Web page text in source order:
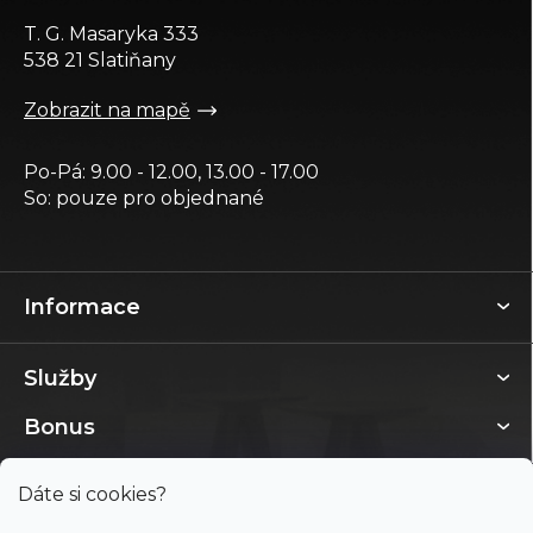
Dáte si cookies?
Informace
Služby
Bonus
T. G. Masaryka 333
538 21 Slatiňany
Zobrazit na mapě
Po-Pá: 9.00 - 12.00, 13.00 - 17.00
So: pouze pro objednané